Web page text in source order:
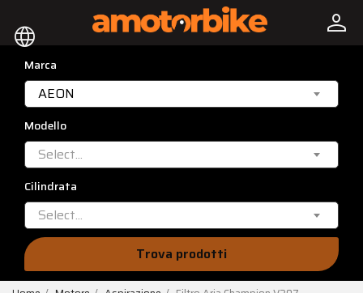
language person
Marca
AEON
Modello
Select...
Cilindrata
Select...
Trova prodotti